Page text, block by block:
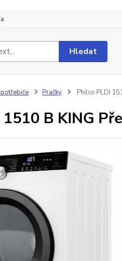
Hledat
Pračky Philco PLDI
B KING